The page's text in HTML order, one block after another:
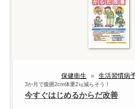
保健衛生 » 生活習慣病
3か月で腹囲2cm体重2㎏減らそう！
今すぐはじめるからだ改善